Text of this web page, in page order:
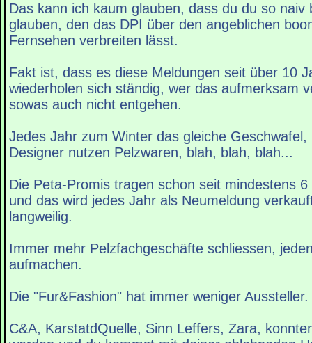
Das kann ich kaum glauben, dass du du so naiv
glauben, den das DPI über den angeblichen
Fernsehen verbreiten lässt.
Fakt ist, dass es diese Meldungen seit über 10
wiederholen sich ständig, wer das aufmerksam
sowas auch nicht entgehen.
Jedes Jahr zum Winter das gleiche
Designer nutzen Pelzwaren, blah, blah, blah...
Die Peta-Promis tragen schon seit mindestens
und das wird jedes Jahr als Neumeldung
langweilig.
Immer mehr Pelzfachgeschäfte schliessen,
aufmachen.
Die "Fur&Fashion" hat immer weniger Aussteller.
C&A, KarstatdQuelle, Sinn Leffers, Zara,